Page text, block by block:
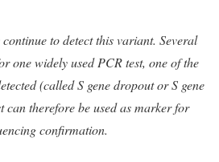
to detect this variant. Several
one widely used PCR test, one of the
(called S gene dropout or S gene
can therefore be used as marker for
confirmation.